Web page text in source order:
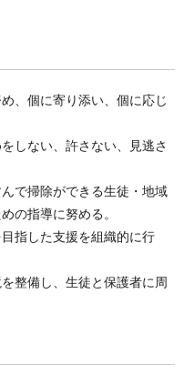
、個に寄り添い、個に応じ
しない、許さない、見逃さ
で掃除ができる生徒・地域
の指導に努める。
指した支援を組織的に行
整備し、生徒と保護者に周